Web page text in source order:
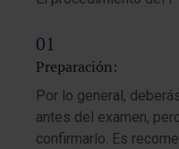
Preparación:
Por lo general,
antes del examen,
confirmarlo. Es